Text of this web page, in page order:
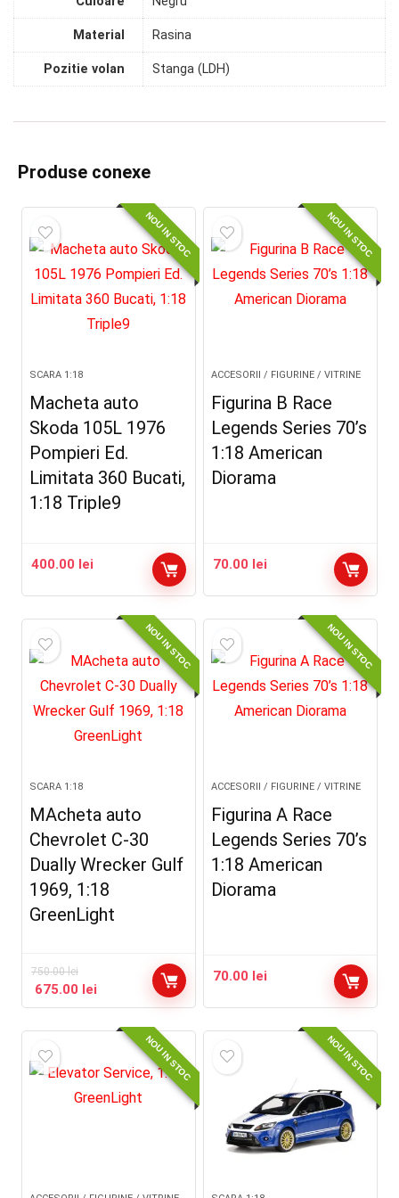
Material Rasina
Pozitie volan Stanga (LDH)
Produse conexe
NOU IN STOC
SCARA 1:18
Macheta auto
Skoda 105L 1976
Pompieri Ed.
Limitata 360 Bucati,
1:18 Triple9
400.00 lei
NOU IN STOC
ACCESORII / FIGURINE / VITRINE
Figurina B Race
Legends Series 70’s
1:18 American
Diorama
70.00 lei
NOU IN STOC
SCARA 1:18
MAcheta auto
Chevrolet C-30
Dually Wrecker Gulf
1969, 1:18
GreenLight
750.00lei
675.00 lei
NOU IN STOC
ACCESORII / FIGURINE / VITRINE
Figurina A Race
Legends Series 70’s
1:18 American
Diorama
70.00 lei
NOU IN STOC NOU IN STOC